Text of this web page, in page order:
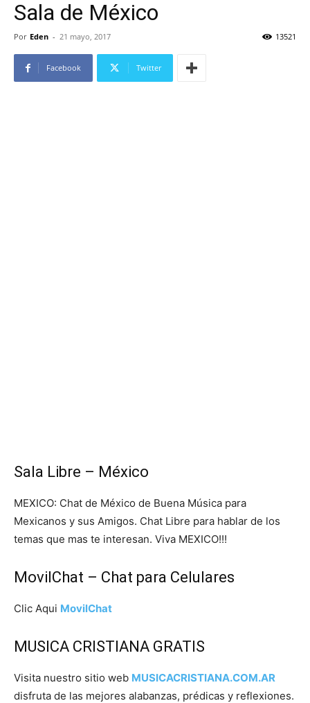
Sala de México
Por Eden - 21 mayo, 2017 13521
Facebook Twitter
Sala Libre – México
MEXICO: Chat de México de Buena Música para
Mexicanos y sus Amigos. Chat Libre para hablar de los
temas que mas te interesan. Viva MEXICO!!!
MovilChat – Chat para Celulares
Clic Aqui MovilChat
MUSICA CRISTIANA GRATIS
Visita nuestro sitio web MUSICACRISTIANA.COM.AR
disfruta de las mejores alabanzas, prédicas y reflexiones.